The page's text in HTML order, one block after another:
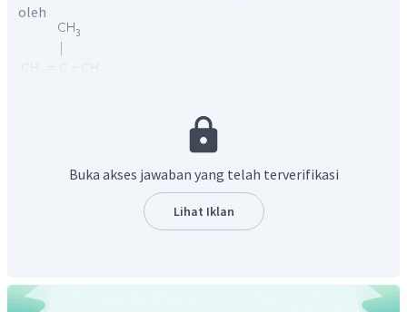
oleh
tangan ikatan yang dapat digambarkan sebagai berikut:
dengan rumus umum alkena yaitu
. Rumus molekul
Buka akses jawaban yang telah terverifikasi
Lihat Iklan